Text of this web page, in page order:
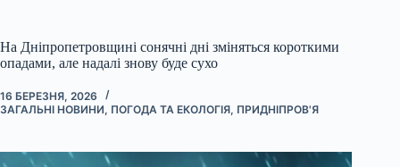
На Дніпропетровщині сонячні дні зміняться короткими
опадами, але надалі знову буде сухо
16 БЕРЕЗНЯ, 2026
ЗАГАЛЬНІ НОВИНИ, ПОГОДА ТА ЕКОЛОГІЯ, ПРИДНІПРОВ'Я